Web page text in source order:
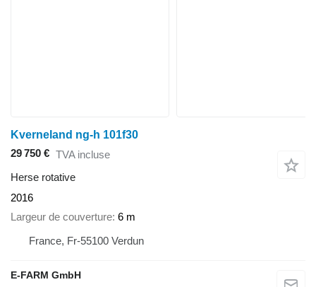
Kverneland ng-h 101f30
29 750 € TVA incluse
Herse rotative
2016
Largeur de couverture 6 m
France, Fr-55100 Verdun
E-FARM GmbH